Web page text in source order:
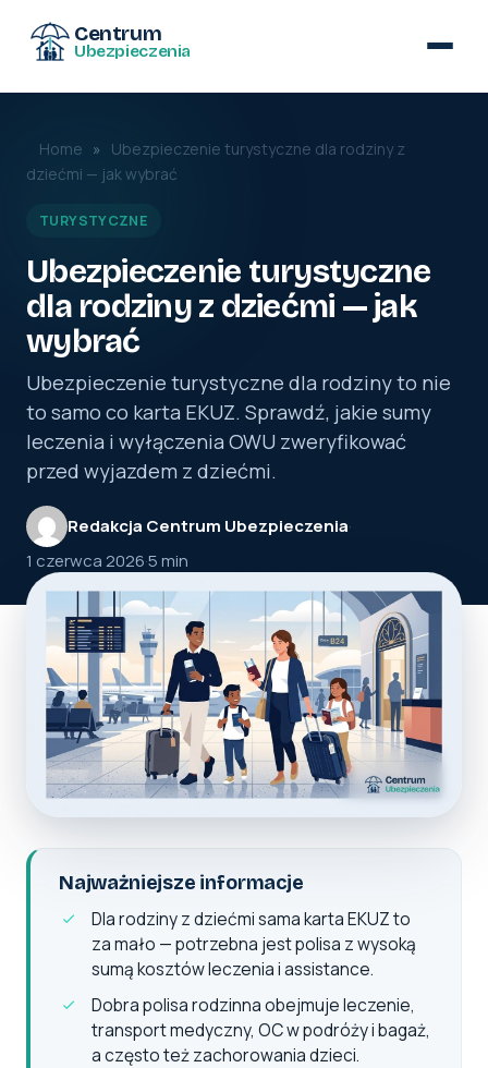
Centrum
Ubezpieczenia
Home »
Ubezpieczenie turystyczne dla rodziny z
dziećmi — jak wybrać
TURYSTYCZNE
Ubezpieczenie turystyczne
dla rodziny z dziećmi — jak
wybrać
Ubezpieczenie turystyczne dla rodziny to nie
to samo co karta EKUZ. Sprawdź, jakie sumy
leczenia i wyłączenia OWU zweryfikować
przed wyjazdem z dziećmi.
Redakcja Centrum Ubezpieczenia·
1 czerwca 2026·5 min
Najważniejsze informacje
Dla rodziny z dziećmi sama karta EKUZ to
za mało — potrzebna jest polisa z wysoką
sumą kosztów leczenia i assistance.
Dobra polisa rodzinna obejmuje leczenie,
transport medyczny, OC w podróży i bagaż,
a często też zachorowania dzieci.